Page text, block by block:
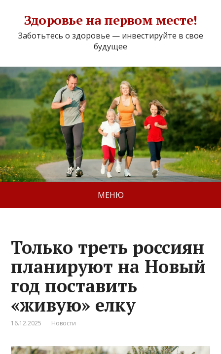
Здоровье на первом месте!
Заботьтесь о здоровье — инвестируйте в свое
будущее
МЕНЮ
Только треть россиян
планируют на Новый
год поставить
«живую» елку
16.12.2025 Новости